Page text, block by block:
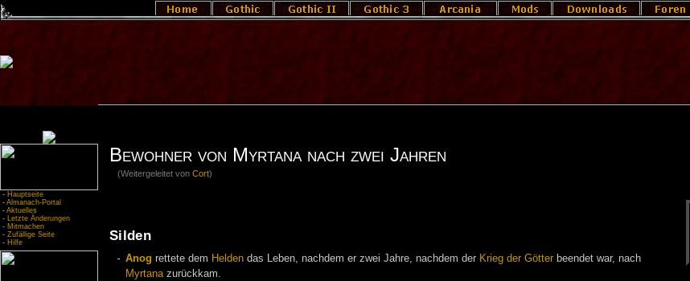
- Hauptseite
- Almanach-Portal
- Aktuelles
- Letzte Änderungen
- Mitmachen
- Zufällige Seite
- Hilfe
Bewohner von Myrtana nach zwei Jahren
(Weitergeleitet vonCort)
Silden
Anog rettete dem Helden das Leben, nachdem er zwei Jahre, nachdem der Krieg der Götter beendet war, nach
Myrtanazurückkam.